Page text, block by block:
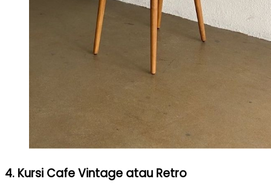
4. Kursi Cafe Vintage atau Retro